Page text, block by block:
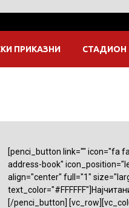
ПРИКАЗНИ СТАДИОН
[penci_button link="" icon="fa
address-book"
align="center" full="1"
[/penci_button]